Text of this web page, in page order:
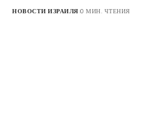
НОВОСТИ ИЗРАИЛЯ 0 МИН. ЧТЕНИЯ